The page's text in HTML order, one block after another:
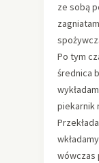
ze sobą
Po tym
średnica
piekarnik
wówczas